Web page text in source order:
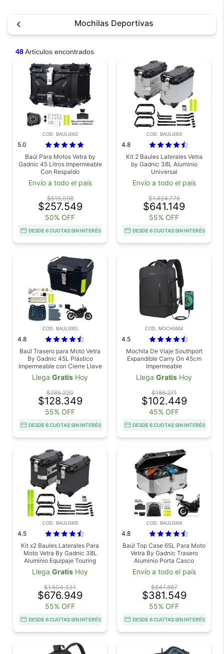
Mochilas Deportivas
48Artículos encontrados
COD. BAUL0002
5.0
Baúl Para Motos Vetra by
Gadnic 45 Litros Impermeable
Con Respaldo
Envío a todo el país
$515.098
$257.549
50% OFF
DESDE 6 CUOTAS SIN INTERÉS
COD. BAUL0003
4.8
Kit 2 Baules Laterales Vetra
by Gadnic 38L Aluminio
Universal
Envío a todo el país
$1.424.776
$641.149
55% OFF
DESDE 6 CUOTAS SIN INTERÉS
COD. BAUL0001
4.8
Baúl Trasero para Moto Vetra
By Gadnic 45L Plástico
Impermeable con Cierre Llave
Llega Gratis Hoy
$285.220
$128.349
55% OFF
DESDE 6 CUOTAS SIN INTERÉS
COD. MOCH0604
4.5
Mochila De Viaje Southport
Expandible Carry On 45cm
Impermeable
Llega Gratis Hoy
$186.271
$102.449
45% OFF
DESDE 6 CUOTAS SIN INTERÉS
COD. BAUL0005
4.5
Kit x2 Baules Laterales Para
Moto Vetra By Gadnic 38L
Aluminio Equipaje Touring
Universal
Llega Gratis Hoy
$1.504.331
$676.949
55% OFF
DESDE 6 CUOTAS SIN INTERÉS
COD. BAUL0004
4.8
Baúl Top Case 65L Para Moto
Vetra By Gadnic Trasero
Aluminio Porta Casco
Envío a todo el país
$847.887
$381.549
55% OFF
DESDE 6 CUOTAS SIN INTERÉS